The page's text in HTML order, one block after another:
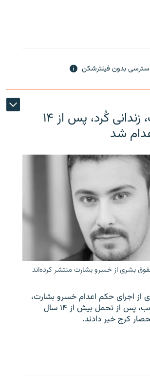
بدون فیلترشکن
خسرو بشارت، زندانی کُرد، پس از ۱۴
شد
بشری از خسرو بشارت منتشر کرده‌اند
از اجرای حکم اعدام خسرو بشارت،
زندانی کُرد سنی‌مذهب، پس از تحمل بیش از ۱۴ سال
کرج خبر دادند.